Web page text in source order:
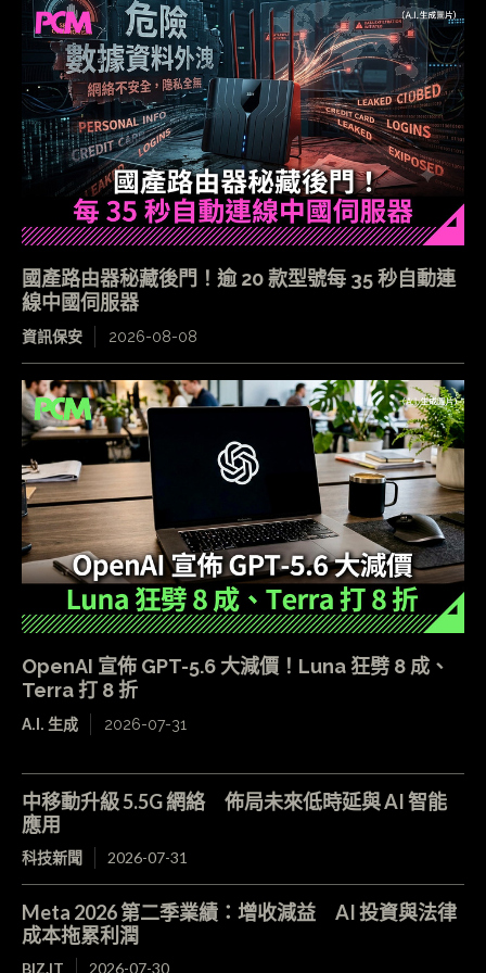
國產路由器秘藏後門！逾 20 款型號每 35 秒自動連
線中國伺服器
資訊保安 2026-08-08
OpenAI 宣佈 GPT-5.6 大減價！Luna 狂劈 8 成、
Terra 打 8 折
A.I. 生成 2026-07-31
中移動升級 5.5G 網絡 佈局未來低時延與 AI 智能
應用
科技新聞 2026-07-31
Meta 2026 第二季業績：增收減益 AI 投資與法律
成本拖累利潤
BIZ.IT 2026-07-30